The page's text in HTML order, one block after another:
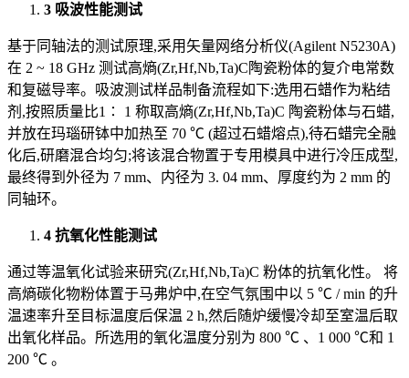
3 吸波性能测试
基于同轴法的测试原理,采用矢量网络分析仪(Agilent N5230A)
在 2 ~ 18 GHz 测试高熵(Zr,Hf,Nb,Ta)C陶瓷粉体的复介电常数
和复磁导率。吸波测试样品制备流程如下:选用石蜡作为粘结
剂,按照质量比1∶ 1 称取高熵(Zr,Hf,Nb,Ta)C 陶瓷粉体与石蜡,
并放在玛瑙研钵中加热至 70 ℃ (超过石蜡熔点),待石蜡完全融
化后,研磨混合均匀;将该混合物置于专用模具中进行冷压成型,
最终得到外径为 7 mm、内径为 3. 04 mm、厚度约为 2 mm 的
同轴环。
4 抗氧化性能测试
通过等温氧化试验来研究(Zr,Hf,Nb,Ta)C 粉体的抗氧化性。 将
高熵碳化物粉体置于马弗炉中,在空气氛围中以 5 ℃ / min 的升
温速率升至目标温度后保温 2 h,然后随炉缓慢冷却至室温后取
出氧化样品。所选用的氧化温度分别为 800 ℃ 、1 000 ℃和 1
200 ℃ 。